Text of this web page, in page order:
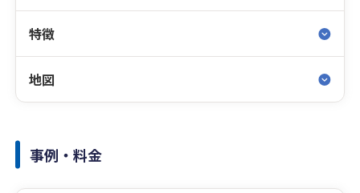
特徴
地図
事例・料金